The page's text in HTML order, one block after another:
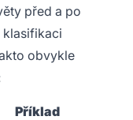
před a po
obvykle
Příklad